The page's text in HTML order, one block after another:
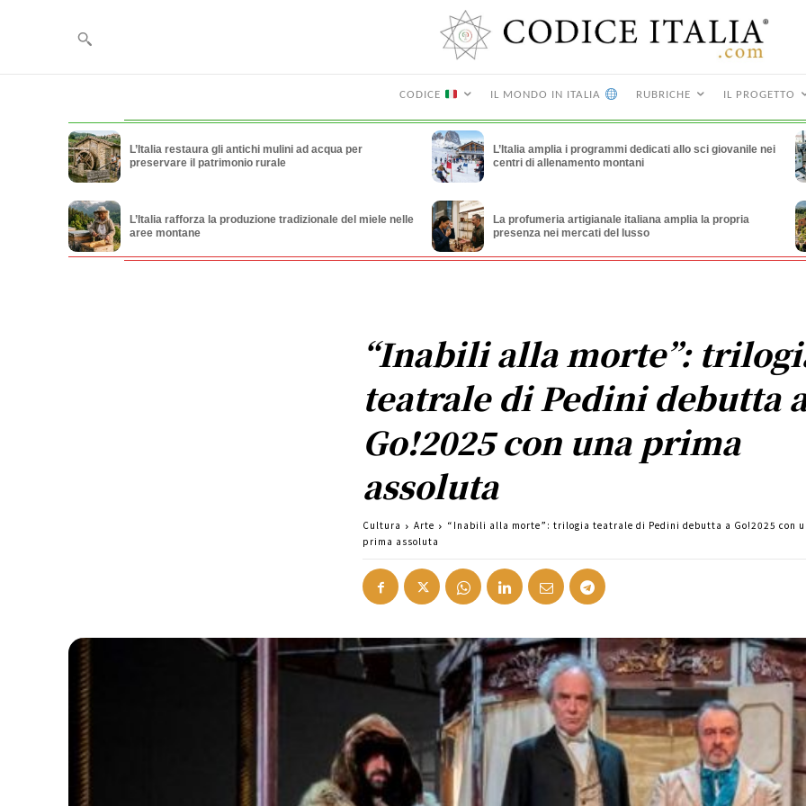
CODICE IL MONDO IN ITALIA RUBRICHE IL PROGETTO
L’Italia restaura gli antichi mulini ad acqua per
preservare il patrimonio rurale
L’Italia amplia i programmi dedicati allo sci giovanile nei
centri di allenamento montani
L’Italia rafforza la produzione tradizionale del miele nelle
aree montane
La profumeria artigianale italiana amplia la propria
presenza nei mercati del lusso
“Inabili alla morte”:
teatrale di Pedini debutta
Go!2025 con una prima
assoluta
Cultura Arte
“Inabili alla morte”: trilogia teatrale di Pedini debutta a Go!2025 con
prima assoluta